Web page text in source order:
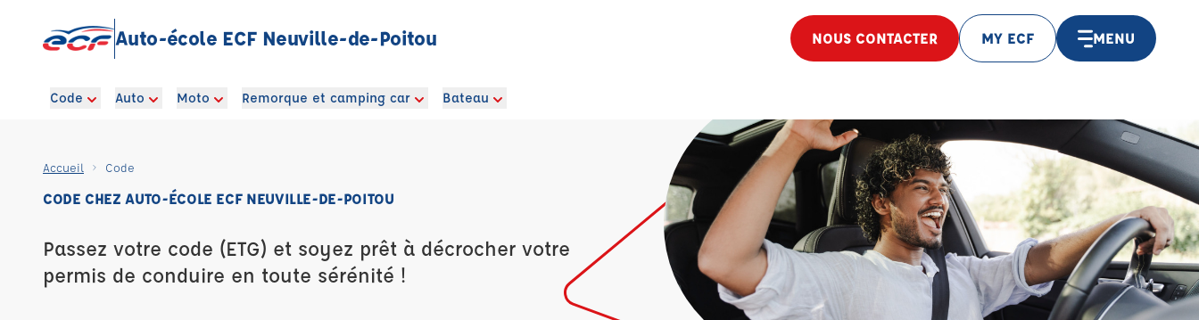
Auto-école ECF Neuville-de-Poitou NOUS CONTACTER MY ECF MENU
Code Auto Moto Remorque et camping car Bateau
Accueil Code
CODE CHEZ AUTO-ÉCOLE ECF NEUVILLE-DE-POITOU
Passez votre code (ETG) et soyez prêt à décrocher votre
permis de conduire en toute sérénité !